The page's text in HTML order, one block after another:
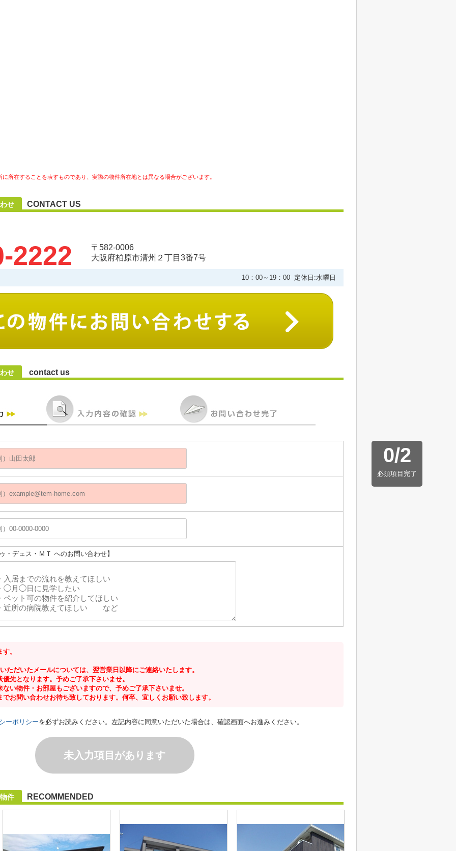
所在することを表すものであり、実際の物件所在地とは異なる場合がございます。
せ CONTACT US
2222
〒582-0006
大阪府柏原市清州２丁目3番7号
10：00～19：00 定休日:水曜日
せ contact us
0/2
必須項目完了
ゥ・デェス・ＭＴ へのお問い合わせ】
。
ただいたメールについては、翌営業日以降にご連絡いたします。
先となります。予めご了承下さいませ。
い物件・お部屋もございますので、予めご了承下さいませ。
お問い合わせお待ち致しております。何卒、宜しくお願い致します。
ーポリシーを必ずお読みください。左記内容に同意いただいた場合は、確認画面へお進みください。
未入力項目があります
件 RECOMMENDED